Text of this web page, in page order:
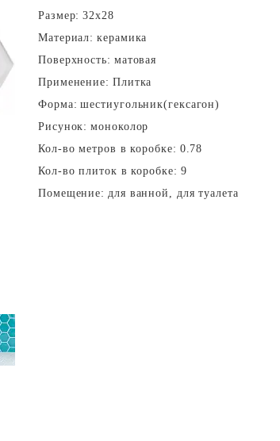
Размер: 32x28
Материал: керамика
Поверхность: матовая
Применение: Плитка
Форма: шестиугольник(гексагон)
Рисунок: моноколор
Кол-во метров в коробке: 0.78
Кол-во плиток в коробке: 9
Помещение: для ванной, для туалета